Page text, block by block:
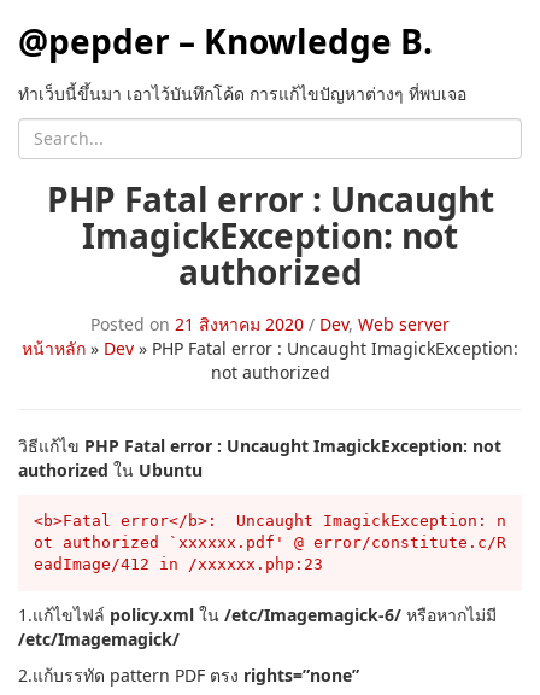
@pepder – Knowledge B.
ทำเว็บนี้ขึ้นมา เอาไว้บันทึกโค้ด การแก้ไขปัญหาต่างๆ ที่พบเจอ
PHP Fatal error : Uncaught
ImagickException: not
authorized
Posted on 21 สิงหาคม 2020 / Dev, Web server
หน้าหลัก » Dev » PHP Fatal error : Uncaught ImagickException:
not authorized
วิธีแก้ไข PHP Fatal error : Uncaught ImagickException: not
authorized ใน Ubuntu
<b>Fatal error</b>:  Uncaught ImagickException: n
ot authorized `xxxxxx.pdf' @ error/constitute.c/R
eadImage/412 in /xxxxxx.php:23
1.แก้ไขไฟล์ policy.xml ใน /etc/Imagemagick-6/ หรือหากไม่มี
/etc/Imagemagick/
2.แก้บรรทัด pattern PDF ตรง rights=”none”